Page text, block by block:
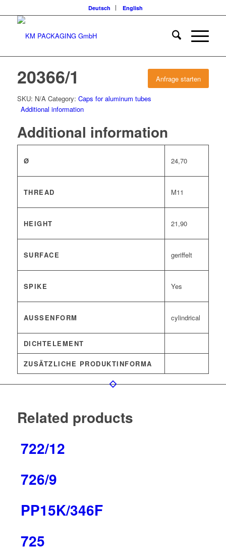
Deutsch English
Anfrage starten
20366/1
SKU: N/A Category: Caps for aluminum tubes
Additional information
Additional information
Ø 24,70
THREAD M11
HEIGHT 21,90
SURFACE geriffelt
SPIKE Yes
AUSSENFORM cylindrical
DICHTELEMENT
ZUSÄTZLICHE PRODUKTINFORMA
Related products
722/12
726/9
PP15K/346F
725